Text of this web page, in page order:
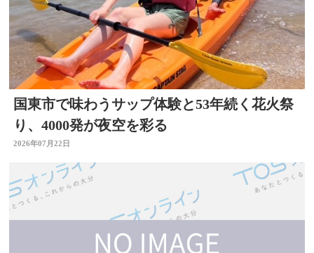
国東市で味わうサップ体験と53年続く花火祭
り、4000発が夜空を彩る
2026年07月22日